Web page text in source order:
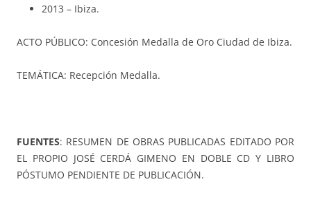
2013 – Ibiza.
ACTO PÚBLICO: Concesión Medalla de Oro Ciudad de Ibiza.
TEMÁTICA: Recepción Medalla.
FUENTES: RESUMEN DE OBRAS PUBLICADAS EDITADO POR
EL PROPIO JOSÉ CERDÁ GIMENO EN DOBLE CD Y LIBRO
PÓSTUMO PENDIENTE DE PUBLICACIÓN.